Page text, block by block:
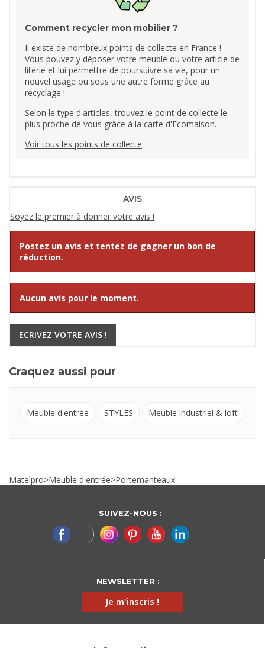
Comment recycler mon mobilier ?
Il existe de nombreux points de collecte en France !
Vous pouvez y déposer votre meuble ou votre article de
literie et lui permettre de poursuivre sa vie, pour un
nouvel usage ou sous une autre forme grâce au
recyclage !
Selon le type d'articles, trouvez le point de collecte le
plus proche de vous grâce à la carte d'Ecomaison.
Voir tous les points de collecte
AVIS
Soyez le premier à donner votre avis !
Postez un avis et tentez de gagner un bon de
réduction.
Aucun avis pour le moment.
ECRIVEZ VOTRE AVIS !
Craquez aussi pour
Meuble d'entrée STYLES Meuble industriel & loft
Matelpro>Meuble d'entrée>Portemanteaux
SUIVEZ-NOUS :
NEWSLETTER :
Je m'inscris !